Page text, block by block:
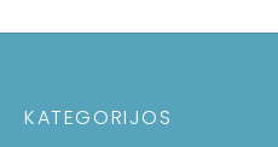
KATEGORIJOS